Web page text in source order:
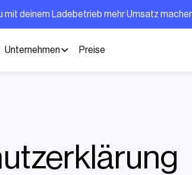
mit deinem Ladebetrieb mehr Umsatz
Unternehmen Preise